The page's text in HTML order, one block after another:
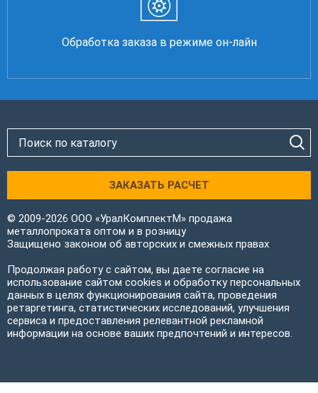
Обработка заказа в режиме он-лайн
ЗАКАЗАТЬ РАСЧЕТ
© 2009-2026 ООО «УралКомплектМ» продажа
металлопроката оптом и в розницу
Защищено законом об авторских и смежных правах
Продолжая работу с сайтом, вы даете согласие на
использование сайтом cookies и обработку персональных
данных в целях функционирования сайта, проведения
ретаргетинга, статистических исследований, улучшения
сервиса и предоставления релевантной рекламной
информации на основе ваших предпочтений и интересов.